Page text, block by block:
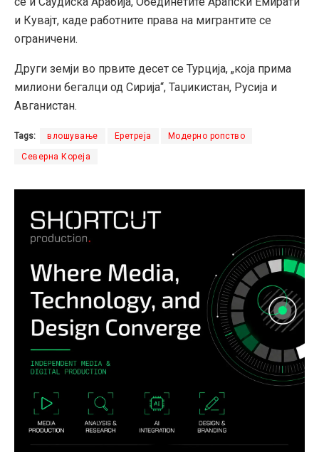
и Кувајт, каде работните права на мигрантите се
ограничени.
Други земји во првите десет се Турција, „која прима
милиони бегалци од Сирија“, Таџикистан, Русија и
Авганистан.
Tags: влошување Еретреја Модерно ропство
Северна Кореја